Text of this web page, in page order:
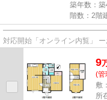
築年数：築
階数：2階
対応開始「オンライン内覧」
9
(管
敷
所